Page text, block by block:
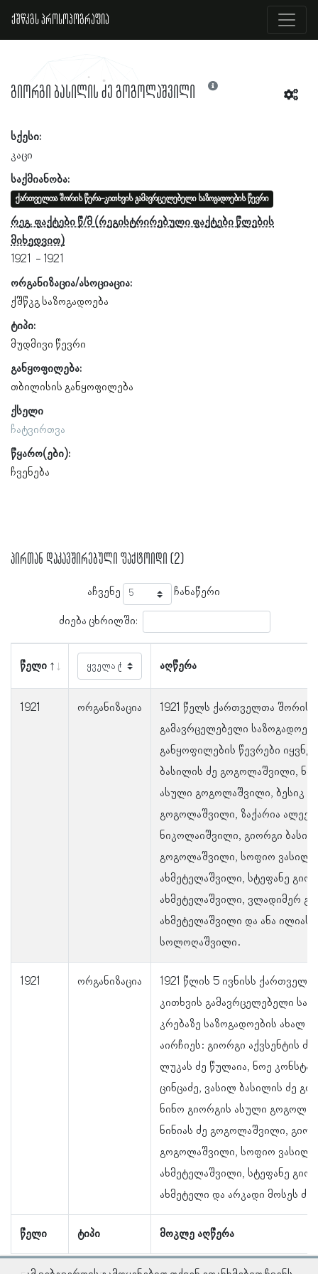
ქშწკგს პროსოპოგრაფია
გიორგი ბასილის ძე გოგოლაშვილი
სქესი:
კაცი
საქმიანობა:
ქართველთა შორის წერა-კითხვის გამავრცელებელი საზოგადოების წევრი
რეგ. ფაქტები წ/მ
1921
1921
ორგანიზაცია/ასოციაცია:
ქშწკგ საზოგადოება
ტიპი:
მუდმივი წევრი
განყოფილება:
თბილისის განყოფილება
ქსელი
ჩატვირთვა
წყარო(ები):
ჩვენება
პირთან დაკავშირებული ფაქტოიდი (2)
აჩვენე ჩანაწერი
ძიება ცხრილში:
წელი აღწერა
წელი ტიპი მოკლე აღწერა
1921 ორგანიზაცია
1921 წელს ქართველთა შორის
გამავრცელებელი
განყოფილების წევრები
ბასილის ძე გოგოლაშვილი,
ასული გოგოლაშვილი, ბესიკ
გოგოლაშვილი, ზაქარია
ნიკოლაიშვილი, გიორგი
გოგოლაშვილი, სოფიო
ახმეტელაშვილი, სტეფანე
ახმეტელაშვილი, ვლადიმერ
ახმეტელაშვილი და ანა ილიას
სოლოღაშვილი.
1921 ორგანიზაცია
1921 წლის 5 ივნისს
კითხვის გამავრცელებელი
კრებაზე საზოგადოების ახალ
აირჩიეს: გიორგი აქვსენტის
ლუკას ძე წულაია, ნოე
ცინცაძე, ვასილ ბასილის ძე
ნინო გიორგის ასული
ნინიას ძე გოგოლაშვილი,
გოგოლაშვილი, სოფიო
ახმეტელაშვილი, სტეფანე
ახმეტელი და არკადი მოსეს ძე